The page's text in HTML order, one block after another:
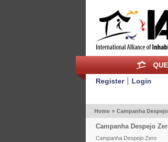
Register
Login
Home » Campanha
Campanha Despejo
Campanha Despejo Zero